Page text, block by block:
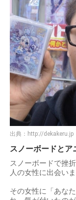
出典： http://dekakeru.jp
スノーボードと
スノーボードで挫
人の女性に出会いま
その女性に「あな